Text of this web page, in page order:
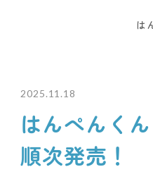
は
2025.11.18
はんぺんく
順次発売！